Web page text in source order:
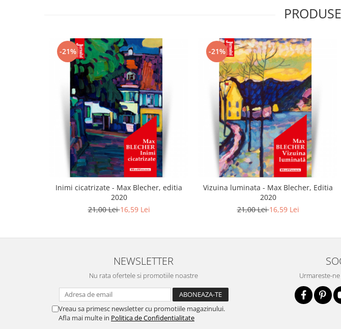
-21%
Inimi cicatrizate - Max Blecher, editia
2020
21,00 Lei16,59 Lei
-21%
Vizuina luminata - Max Blecher, Editia
2020
21,00 Lei16,59 Lei
NEWSLETTER
Nu rata ofertele si promotiile noastre
Vreau sa primesc newsletter cu promotiile magazinului.
Afla mai multe in Politica de Confidentialitate
Urmareste-